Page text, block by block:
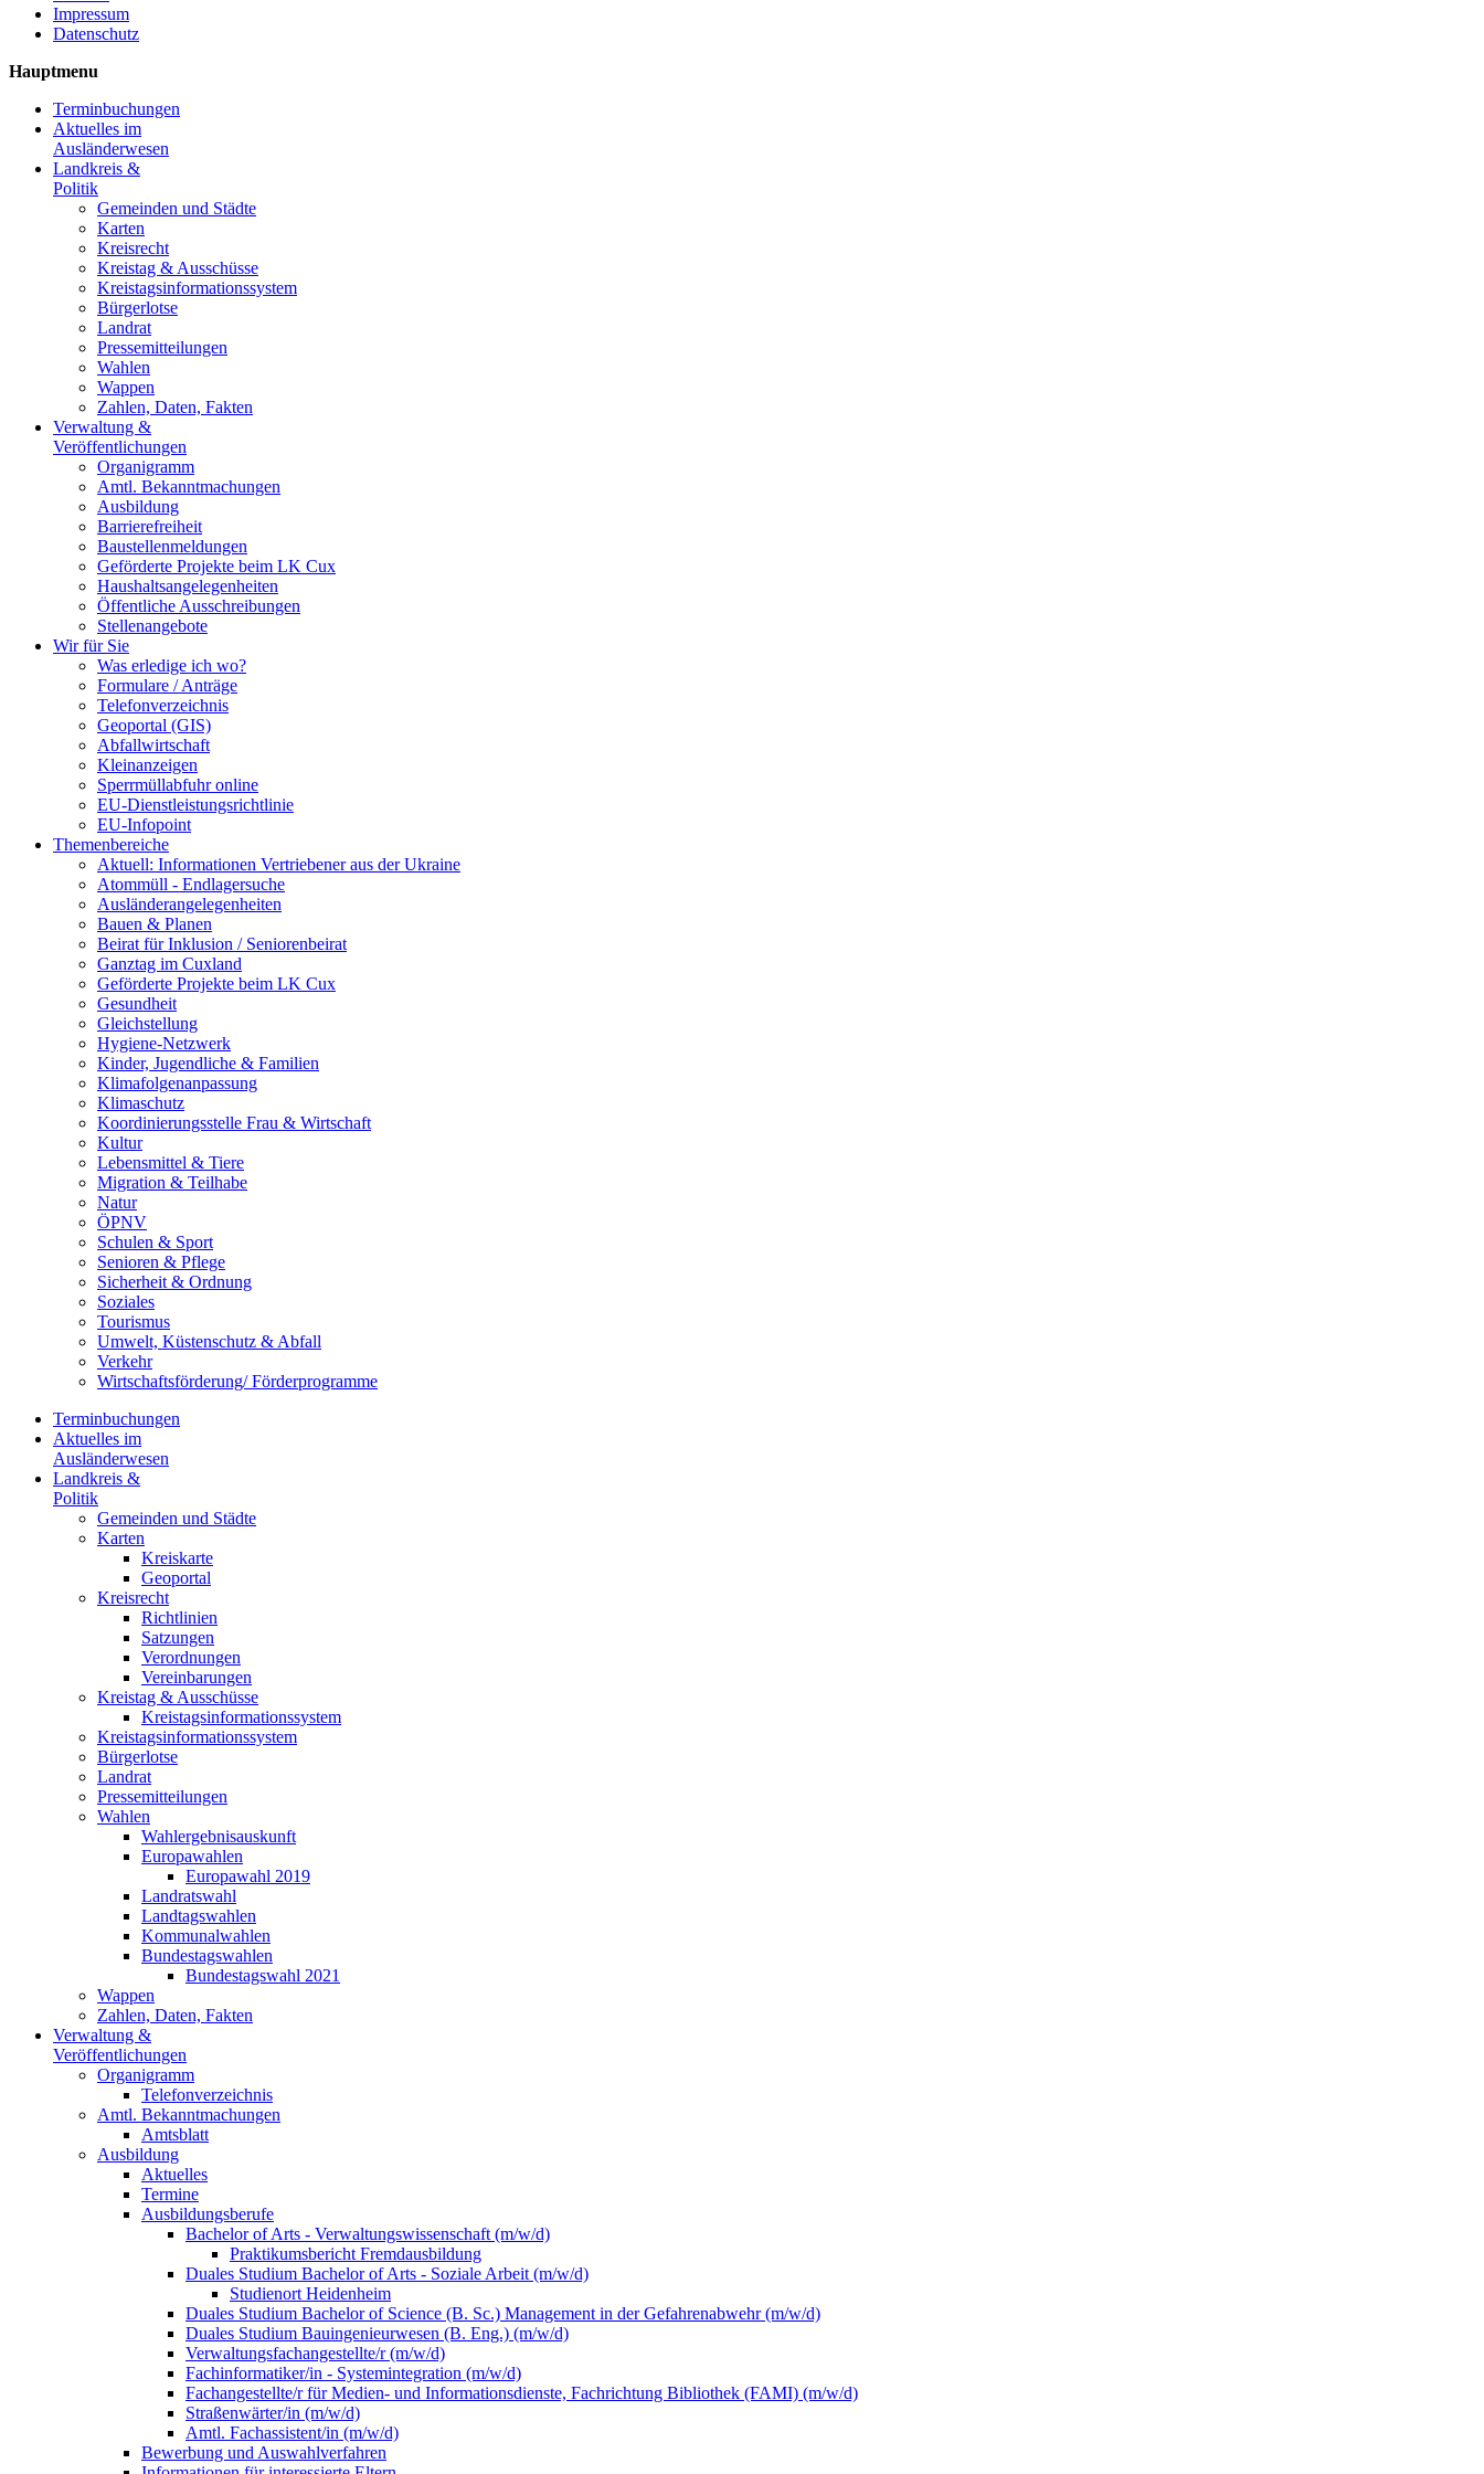
Impressum
Datenschutz
Hauptmenu
Terminbuchungen
Aktuelles im
Ausländerwesen
Landkreis &
Politik
Gemeinden und Städte
Karten
Kreisrecht
Kreistag & Ausschüsse
Kreistagsinformationssystem
Bürgerlotse
Landrat
Pressemitteilungen
Wahlen
Wappen
Zahlen, Daten, Fakten
Verwaltung &
Veröffentlichungen
Organigramm
Amtl. Bekanntmachungen
Ausbildung
Barrierefreiheit
Baustellenmeldungen
Geförderte Projekte beim LK Cux
Haushaltsangelegenheiten
Öffentliche Ausschreibungen
Stellenangebote
Wir für Sie
Was erledige ich wo?
Formulare / Anträge
Telefonverzeichnis
Geoportal (GIS)
Abfallwirtschaft
Kleinanzeigen
Sperrmüllabfuhr online
EU-Dienstleistungsrichtlinie
EU-Infopoint
Themenbereiche
Aktuell: Informationen Vertriebener aus der Ukraine
Atommüll - Endlagersuche
Ausländerangelegenheiten
Bauen & Planen
Beirat für Inklusion / Seniorenbeirat
Ganztag im Cuxland
Geförderte Projekte beim LK Cux
Gesundheit
Gleichstellung
Hygiene-Netzwerk
Kinder, Jugendliche & Familien
Klimafolgenanpassung
Klimaschutz
Koordinierungsstelle Frau & Wirtschaft
Kultur
Lebensmittel & Tiere
Migration & Teilhabe
Natur
ÖPNV
Schulen & Sport
Senioren & Pflege
Sicherheit & Ordnung
Soziales
Tourismus
Umwelt, Küstenschutz & Abfall
Verkehr
Wirtschaftsförderung/ Förderprogramme
Terminbuchungen
Aktuelles im
Ausländerwesen
Landkreis &
Politik
Gemeinden und Städte
Karten
Kreiskarte
Geoportal
Kreisrecht
Richtlinien
Satzungen
Verordnungen
Vereinbarungen
Kreistag & Ausschüsse
Kreistagsinformationssystem
Kreistagsinformationssystem
Bürgerlotse
Landrat
Pressemitteilungen
Wahlen
Wahlergebnisauskunft
Europawahlen
Europawahl 2019
Landratswahl
Landtagswahlen
Kommunalwahlen
Bundestagswahlen
Bundestagswahl 2021
Wappen
Zahlen, Daten, Fakten
Verwaltung &
Veröffentlichungen
Organigramm
Telefonverzeichnis
Amtl. Bekanntmachungen
Amtsblatt
Ausbildung
Aktuelles
Termine
Ausbildungsberufe
Bachelor of Arts - Verwaltungswissenschaft (m/w/d)
Praktikumsbericht Fremdausbildung
Duales Studium Bachelor of Arts - Soziale Arbeit (m/w/d)
Studienort Heidenheim
Duales Studium Bachelor of Science (B. Sc.) Management in der Gefahrenabwehr (m/w/d)
Duales Studium Bauingenieurwesen (B. Eng.) (m/w/d)
Verwaltungsfachangestellte/r (m/w/d)
Fachinformatiker/in - Systemintegration (m/w/d)
Fachangestellte/r für Medien- und Informationsdienste, Fachrichtung Bibliothek (FAMI) (m/w/d)
Straßenwärter/in (m/w/d)
Amtl. Fachassistent/in (m/w/d)
Bewerbung und Auswahlverfahren